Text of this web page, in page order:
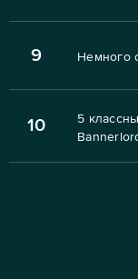
9 Немного
10
5